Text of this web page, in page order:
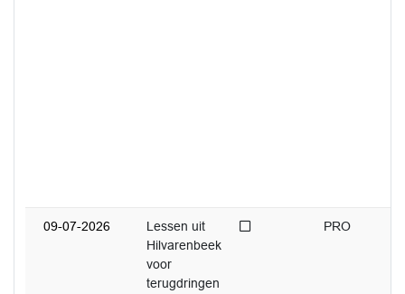
09-07-2026
Lessen uit
Hilvarenbeek
voor
terugdringen
Niet afgedaanPRO